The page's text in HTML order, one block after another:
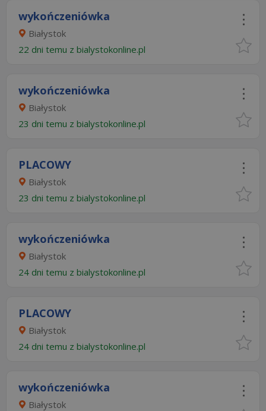
wykończeniówka
Białystok
22 dni temu z bialystokonline.pl
wykończeniówka
Białystok
23 dni temu z bialystokonline.pl
PLACOWY
Białystok
23 dni temu z bialystokonline.pl
wykończeniówka
Białystok
24 dni temu z bialystokonline.pl
PLACOWY
Białystok
24 dni temu z bialystokonline.pl
wykończeniówka
Białystok